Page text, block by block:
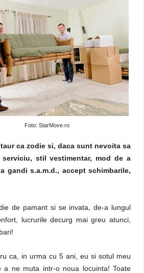
Foto: StarMove.ro
ca zodie si, daca sunt nevoita sa
stil vestimentar, mod de a
gandi s.a.m.d., accept schimbarile,
de pamant si se invata, de-a lungul
lucrurile decurg mai greu atunci,
ca, in urma cu 5 ani, eu si sotul meu
a ne muta intr-o noua locuinta! Toate